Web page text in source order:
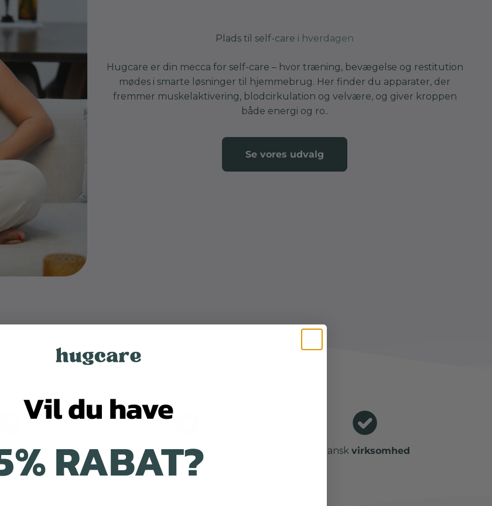
Plads til self-care i hverdagen
Hugcare er din mecca for self-care – hvor træning, bevægelse og restitution
mødes i smarte løsninger til hjemmebrug. Her finder du apparater, der
fremmer muskelaktivering, blodcirkulation og velvære, og giver kroppen
både energi og ro..
Se vores udvalg
i60 dage Gratis fragtover 499 kr. Danskvirksomhed
Vil du have
RABAT?